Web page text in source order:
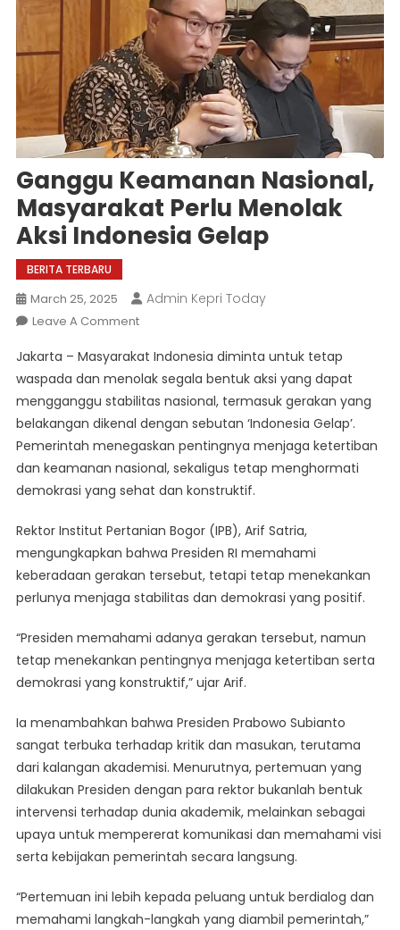
Ganggu Keamanan Nasional,
Masyarakat Perlu Menolak
Aksi Indonesia Gelap
BERITA TERBARU
March 25, 2025 Admin Kepri Today
Leave A CommentOn
Keamanan
Nasional,
Masyarakat
Perlu
Menolak
Aksi
Indonesia
Jakarta – Masyarakat Indonesia diminta untuk tetap
waspada dan menolak segala bentuk aksi yang dapat
mengganggu stabilitas nasional, termasuk gerakan yang
belakangan dikenal dengan sebutan ‘Indonesia Gelap’.
Pemerintah menegaskan pentingnya menjaga ketertiban
dan keamanan nasional, sekaligus tetap menghormati
demokrasi yang sehat dan konstruktif.
Rektor Institut Pertanian Bogor (IPB), Arif Satria,
mengungkapkan bahwa Presiden RI memahami
keberadaan gerakan tersebut, tetapi tetap menekankan
perlunya menjaga stabilitas dan demokrasi yang positif.
“Presiden memahami adanya gerakan tersebut, namun
tetap menekankan pentingnya menjaga ketertiban serta
demokrasi yang konstruktif,” ujar Arif.
Ia menambahkan bahwa Presiden Prabowo Subianto
sangat terbuka terhadap kritik dan masukan, terutama
dari kalangan akademisi. Menurutnya, pertemuan yang
dilakukan Presiden dengan para rektor bukanlah bentuk
intervensi terhadap dunia akademik, melainkan sebagai
upaya untuk mempererat komunikasi dan memahami visi
serta kebijakan pemerintah secara langsung.
“Pertemuan ini lebih kepada peluang untuk berdialog dan
memahami langkah-langkah yang diambil pemerintah,”